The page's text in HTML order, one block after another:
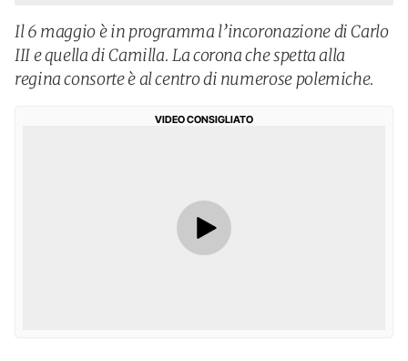
Il 6 maggio è in programma l’incoronazione di Carlo
III e quella di Camilla. La corona che spetta alla
regina consorte è al centro di numerose polemiche.
VIDEO CONSIGLIATO